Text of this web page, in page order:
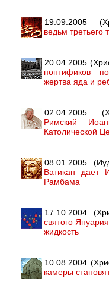
19.09.2005
ведьм третьего
20.04.2005
понтификов
жертва яда и
02.04.2005
Римский
Католической
08.01.2005
Ватикан дает
Рамбама
17.10.2004
святого
жидкость
10.08.2004
камеры